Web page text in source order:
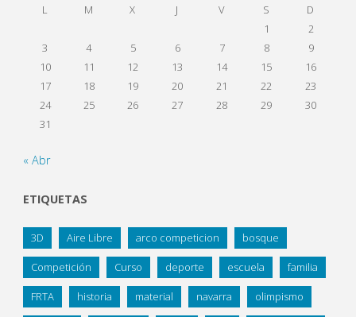
L
M X J V S
D
1
2
3
4 5 6 7 8
9
10
11 12 13 14 15
16
17
18 19 20 21 22
23
24
25 26 27 28 29
30
31
« Abr
ETIQUETAS
3D Aire Libre arco competicion bosque
Competición Curso deporte escuela familia
FRTA historia material navarra olimpismo